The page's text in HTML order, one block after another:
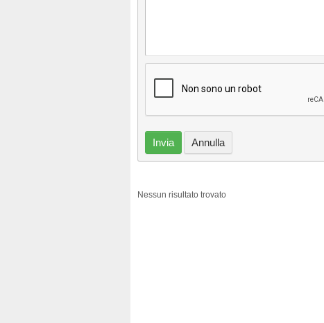
Invia Annulla
Nessun risultato trovato